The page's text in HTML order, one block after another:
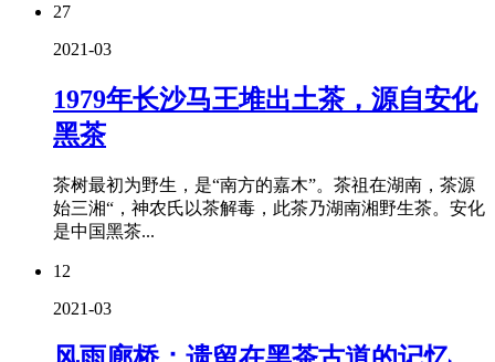
27
2021-03
1979年长沙马王堆出土茶，源自安化
黑茶
茶树最初为野生，是“南方的嘉木”。茶祖在湖南，茶源
始三湘“，神农氏以茶解毒，此茶乃湖南湘野生茶。安化
是中国黑茶...
12
2021-03